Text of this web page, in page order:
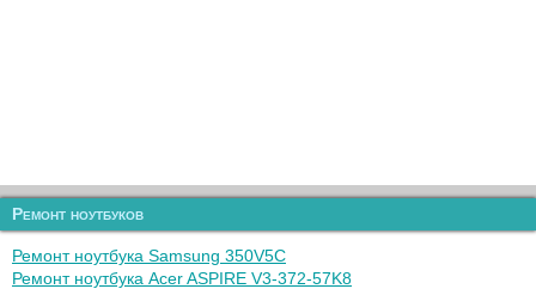
Ремонт ноутбуков
Ремонт ноутбука Samsung 350V5C
Ремонт ноутбука Acer ASPIRE V3-372-57K8